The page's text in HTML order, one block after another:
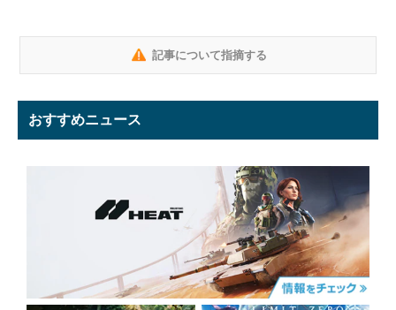
記事について指摘する
おすすめニュース